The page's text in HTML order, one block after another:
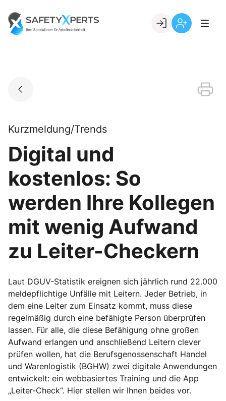
content
Go to landing page.
Kurzmeldung/Trends
Digital und
kostenlos: So
werden Ihre Kollegen
mit wenig Aufwand
zu Leiter-Checkern
Laut DGUV-Statistik ereignen sich jährlich rund 22.000
meldepflichtige Unfälle mit Leitern. Jeder Betrieb, in
dem eine Leiter zum Einsatz kommt, muss diese
regelmäßig durch eine befähigte Person überprüfen
lassen. Für alle, die diese Befähigung ohne großen
Aufwand erlangen und anschließend Leitern clever
prüfen wollen, hat die Berufsgenossenschaft Handel
und Warenlogistik (BGHW) zwei digitale Anwendungen
entwickelt: ein webbasiertes Training und die App
„Leiter-Check“. Hier stellen wir Ihnen beides vor.